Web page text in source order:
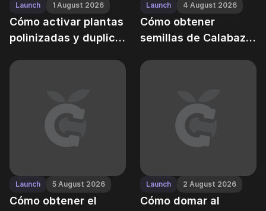
Launch 1 August 2026
Cómo activar plantas
polinizadas y duplicar
Garden
Launch 4 August 2026
Cómo obtener
semillas de Calabaza
Guía versión X.X.X
Launch 5 August 2026
Cómo obtener el
Launch 2 August 2026
Cómo domar al